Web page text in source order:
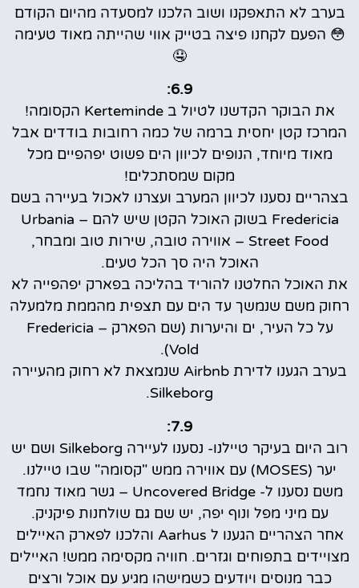
בערב לא התאפקנו ושוב הלכנו למסעדה מהיום הקודם
😳 הפעם לקחנו פיצה בטייק אווי שהייתה מאוד טעימה
🤤
6.9:
את הבוקר הקדשנו לטיול ב Kerteminde הקסומה!
המרכז קטן יחסית ברמה של כמה רחובות בודדים אבל
מאוד מיוחד, הנופים לכיוון הים פשוט יפהפיים מכל
מקום שמסתכלים!
בצהריים נסענו לכיוון המערב ועצרנו לאכול בעיירה בשם
Fredericia בשוק האוכל הקטן שיש להם – Urbania
Street Food – אווירה טובה, שירות טוב ומבחר,
האוכל היה סך הכל טעים.
את האוכל החלטנו להוריד בהליכה בפארק יפהפייה לא
רחוק משם שנמשך עד הים עם תצפית מהממת מלמעלה
על כל העיר, ים והיערות (שם הפארק – Fredericia
Vold).
בערב הגענו לדירת Airbnb שנמצאת לא רחוק מהעיירה
Silkeborg.
7.9:
רוב היום בעיקר טיילנו- נסענו לעיירה Silkeborg ושם יש
יער (MOSES) עם אווירה ממש "קסומה" שבו טיילנו.
משם נסענו ל- Uncovered Bridge – גשר מאוד נחמד
עם מיני מפל ונוף יפה, יש שם גם שולחנות פיקניק.
אחר הצהריים הגענו ל Aarhus והלכנו לפארק האיילים
מצויידים בתפוחים וגזרים. חוויה מקסימה ממש! האיילים
כבר מנוסים ויודעים כשמישהו מגיע עם אוכל ורצים